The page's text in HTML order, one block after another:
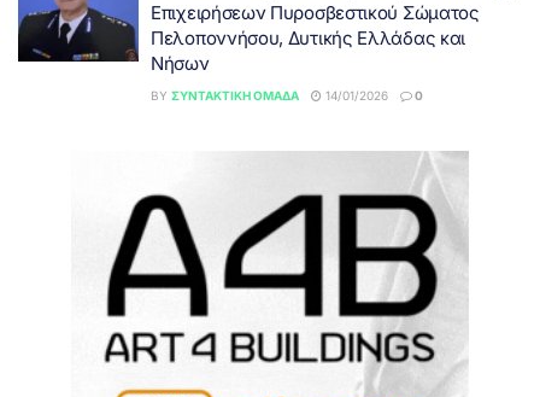
Επιχειρήσεων Πυροσβεστικού Σώματος
Πελοποννήσου, Δυτικής Ελλάδας και
Νήσων
BY ΣΥΝΤΑΚΤΙΚΉ ΟΜΆΔΑ 14/01/2026 0